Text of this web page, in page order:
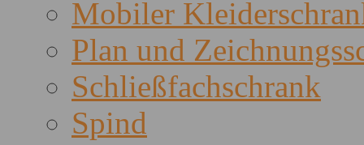
Mobiler
Plan und
Schließfachschrank
Spind